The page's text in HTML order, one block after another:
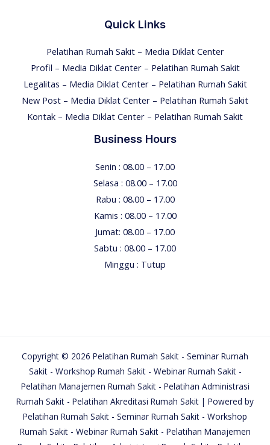
Quick Links
Pelatihan Rumah Sakit – Media Diklat Center
Profil – Media Diklat Center – Pelatihan Rumah Sakit
Legalitas – Media Diklat Center – Pelatihan Rumah Sakit
New Post – Media Diklat Center – Pelatihan Rumah Sakit
Kontak – Media Diklat Center – Pelatihan Rumah Sakit
Business Hours
Senin : 08.00 – 17.00
Selasa : 08.00 – 17.00
Rabu : 08.00 – 17.00
Kamis : 08.00 – 17.00
Jumat: 08.00 – 17.00
Sabtu : 08.00 – 17.00
Minggu : Tutup
Copyright © 2026 Pelatihan Rumah Sakit - Seminar Rumah
Sakit - Workshop Rumah Sakit - Webinar Rumah Sakit -
Pelatihan Manajemen Rumah Sakit - Pelatihan Administrasi
Rumah Sakit - Pelatihan Akreditasi Rumah Sakit | Powered by
Pelatihan Rumah Sakit - Seminar Rumah Sakit - Workshop
Rumah Sakit - Webinar Rumah Sakit - Pelatihan Manajemen